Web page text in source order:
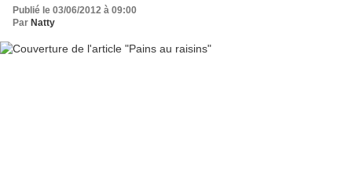
Publié le 03/06/2012 à 09:00
Par Natty